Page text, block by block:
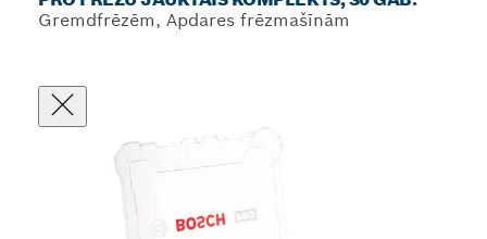
Gremdfrēzēm, Apdares frēzmašīnām